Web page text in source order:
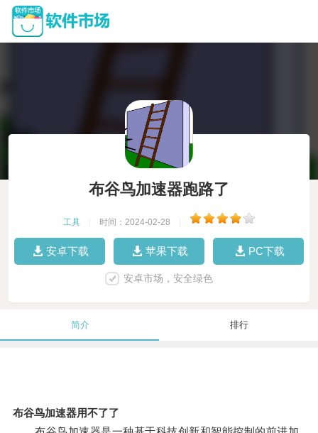
布谷鸟加速器跑路了
工具 时间：2024-02-28
安卓下载 苹果下载 PC下载
安卓市场，安全绿色
简介 排行
布谷鸟加速器用不了了